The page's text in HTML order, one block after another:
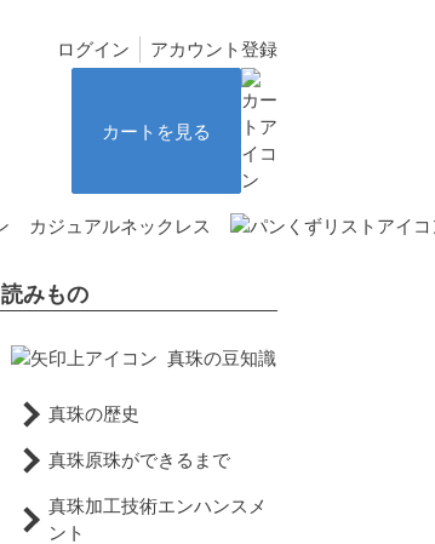
ログイン アカウント登録
カートを見る
カジュアルネックレス
読みもの
真珠の豆知識
真珠の歴史
真珠原珠ができるまで
真珠加工技術エンハンスメ
ント